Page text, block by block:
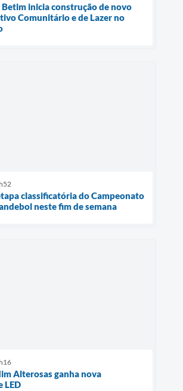
inicia construção de novo
Comunitário e de Lazer no
classificatória do Campeonato
neste fim de semana
Alterosas ganha nova
LED